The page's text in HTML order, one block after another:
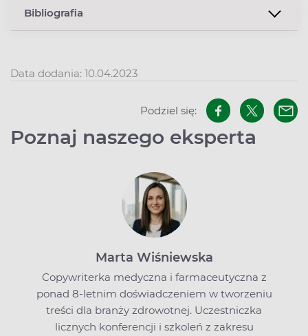
Bibliografia
Data dodania: 10.04.2023
Podziel się:
Poznaj naszego eksperta
Marta Wiśniewska
Copywriterka medyczna i farmaceutyczna z
ponad 8-letnim doświadczeniem w tworzeniu
treści dla branży zdrowotnej. Uczestniczka
licznych konferencji i szkoleń z zakresu